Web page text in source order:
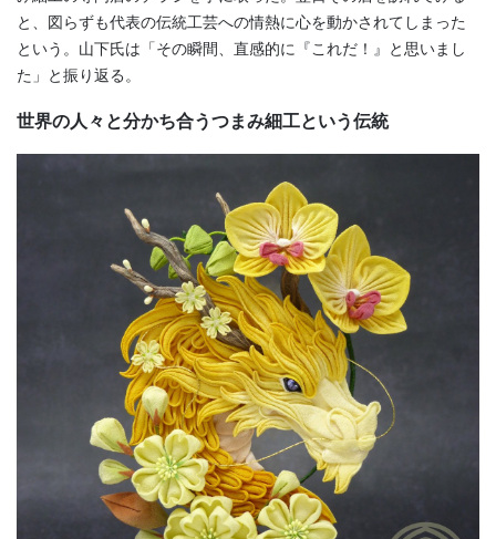
と、図らずも代表の伝統工芸への情熱に心を動かされてしまった
という。山下氏は「その瞬間、直感的に『これだ！』と思いまし
た」と振り返る。
世界の人々と分かち合うつまみ細工という伝統